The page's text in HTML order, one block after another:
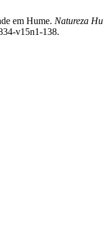
em Hume. Natureza
v15n1-138.